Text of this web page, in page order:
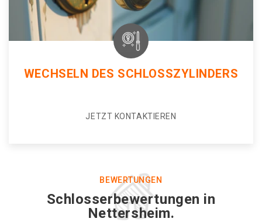
WECHSELN DES SCHLOSSZYLINDERS
JETZT KONTAKTIEREN
BEWERTUNGEN
Schlosserbewertungen in
Nettersheim.